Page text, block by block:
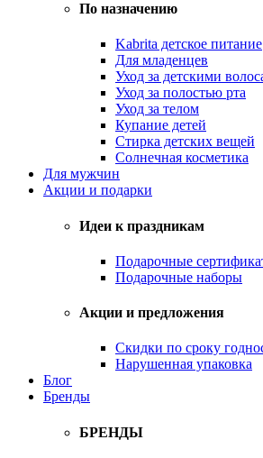
По назначению
Kabrita детское питание
Для младенцев
Уход за детскими
Уход за полостью рта
Уход за телом
Купание детей
Стирка детских вещей
Солнечная косметика
Для мужчин
Акции и подарки
Идеи к праздникам
Подарочные
Подарочные наборы
Акции и предложения
Скидки по сроку
Нарушенная упаковка
Блог
Бренды
БРЕНДЫ